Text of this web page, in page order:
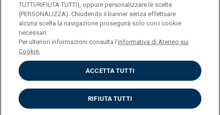
ENGLISH
Privacy
Accessibilità
Cookies
Impostazione Cookies
TUTTI/RIFIUTA TUTTI), oppure personalizzare le scelte
(PERSONALIZZA). Chiudendo il banner senza effettuare
alcuna scelta la navigazione proseguirà solo con i cookie
necessari.
Per ulteriori informazioni consulta l'informativa di Ateneo sui
Cookie.
ACCETTA TUTTI
RIFIUTA TUTTI